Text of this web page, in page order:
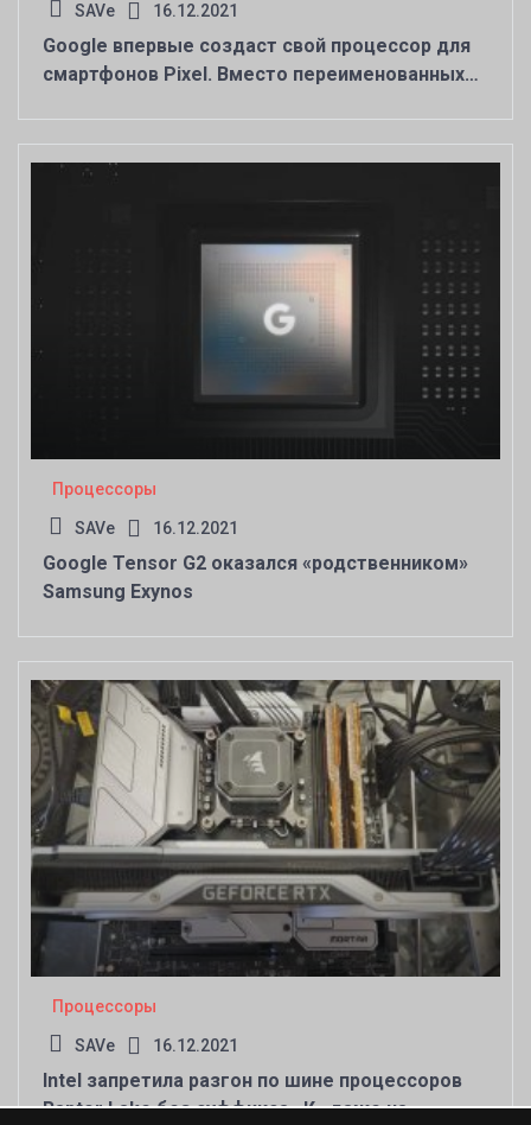
SAVe 16.12.2021
Google впервые создаст свой процессор для
смартфонов Pixel. Вместо переименованных
Процессоры
SAVe 16.12.2021
Google Tensor G2 оказался «родственником»
Samsung Exynos
Процессоры
SAVe 16.12.2021
Intel запретила разгон по шине процессоров
Raptor Lake без суффикса «К» даже на